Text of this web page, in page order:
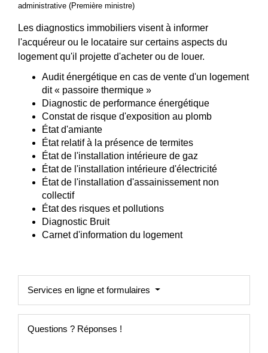
administrative (Première ministre)
Les diagnostics immobiliers visent à informer
l'acquéreur ou le locataire sur certains aspects du
logement qu'il projette d'acheter ou de louer.
Audit énergétique en cas de vente d'un logement
dit « passoire thermique »
Diagnostic de performance énergétique
Constat de risque d'exposition au plomb
État d'amiante
État relatif à la présence de termites
État de l'installation intérieure de gaz
État de l'installation intérieure d'électricité
État de l'installation d'assainissement non
collectif
État des risques et pollutions
Diagnostic Bruit
Carnet d'information du logement
Services en ligne et formulaires
Questions ? Réponses !